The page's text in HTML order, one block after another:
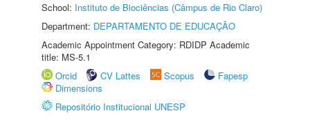
School: Instituto de Biociências (Câmpus de Rio Claro)
Department: DEPARTAMENTO DE EDUCAÇÃO
Academic Appointment Category: RDIDP Academic
title: MS-5.1
Orcid
CV Lattes Scopus
Fapesp
Dimensions
Repositório Institucional UNESP